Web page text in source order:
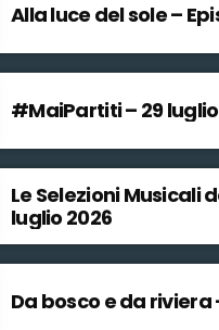
Alla luce del sole –
#MaiPartiti – 29
Le Selezioni Musicali
luglio 2026
Da bosco e da riviera